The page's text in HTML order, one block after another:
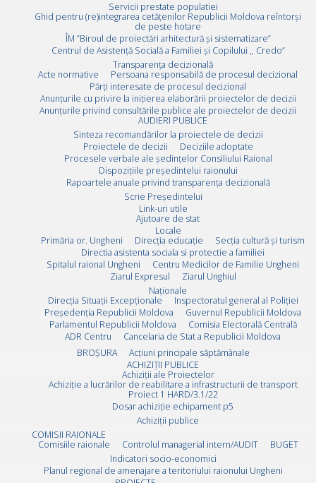
Servicii prestate populatiei
Ghid pentru (re)integrarea cetățenilor Republicii Moldova reîntorși
de peste hotare
ÎM ”Biroul de proiectări arhitectură și sistematizare”
Centrul de Asistență Socială a Familiei și Copilului ,, Credo”
Transparența decizională
Acte normative
Persoana responsabilă de procesul decizional
Părți interesate de procesul decizional
Anunțurile cu privire la inițierea elaborării proiectelor de decizii
Anunțurile privind consultările publice ale proiectelor de decizii
AUDIERI PUBLICE
Sinteza recomandărilor la proiectele de decizii
Proiectele de decizii
Deciziile adoptate
Procesele verbale ale ședințelor Consiliului Raional
Dispozițiile președintelui raionului
Rapoartele anuale privind transparența decizională
Scrie Preşedintelui
Link-uri utile
Ajutoare de stat
Locale
Primăria or. Ungheni
Direcția educație
Secția cultură și turism
Directia asistenta sociala si protectie a familiei
Spitalul raional Ungheni
Centru Medicilor de Familie Ungheni
Ziarul Expresul
Ziarul Unghiul
Naționale
Direcţia Situaţii Excepţionale
Inspectoratul general al Poliției
Preşedenţia Republicii Moldova
Guvernul Republicii Moldova
Parlamentul Republicii Moldova
Comisia Electorală Centrală
ADR Centru
Cancelaria de Stat a Republicii Moldova
BROȘURA
Acţiuni principale săptămânale
ACHIZIȚII PUBLICE
Achiziții ale Proiectelor
Achiziție a lucrărilor de reabilitare a infrastructurii de transport
Proiect 1 HARD/3.1/22
Dosar achiziție echipament p5
Achiziții publice
COMISII RAIONALE
Comisiile raionale
Controlul managerial intern/AUDIT
BUGET
Indicatori socio-economici
Planul regional de amenajare a teritoriului raionului Ungheni